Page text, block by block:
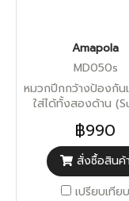
Amapola
MD050s
หมวกปีกกว้างป้องกั
ใส่ได้ทั้งสองด้าน
฿990
สั่งซื้อสินค้
เปรียบเทียบ